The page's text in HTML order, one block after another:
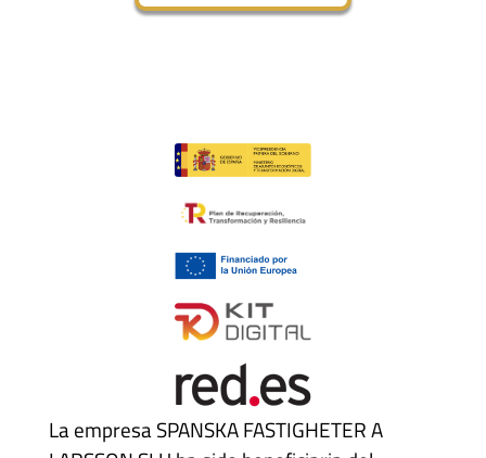
La empresa SPANSKA FASTIGHETER A